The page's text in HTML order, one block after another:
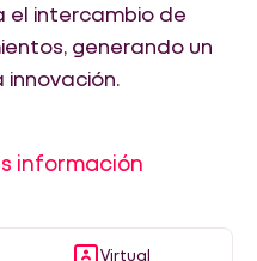
el intercambio de
generando un
información
Virtual